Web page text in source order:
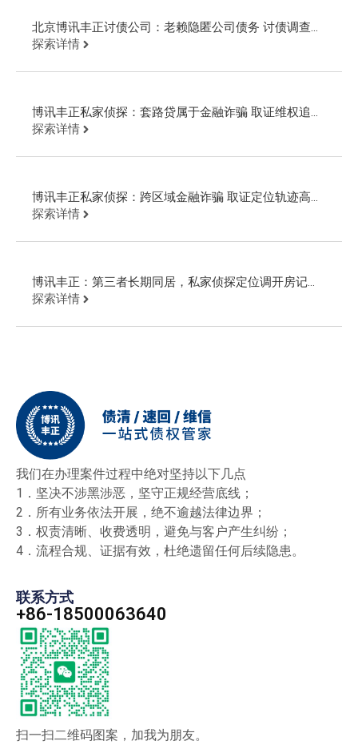
北京博讯丰正讨债公司：老赖隐匿公司债务 讨债调查起
诉回款
探索详情
博讯丰正私家侦探：套路贷属于金融诈骗 取证维权追回
欠款
探索详情
博讯丰正私家侦探：跨区域金融诈骗 取证定位轨迹高效
追回欠款
探索详情
博讯丰正：第三者长期同居，私家侦探定位调开房记录
追回财物
探索详情
我们在办理案件过程中绝对坚持以下几点
1．坚决不涉黑涉恶，坚守正规经营底线；
2．所有业务依法开展，绝不逾越法律边界；
3．权责清晰、收费透明，避免与客户产生纠纷；
4．流程合规、证据有效，杜绝遗留任何后续隐患。
联系方式
+86-18500063640
扫一扫二维码图案，加我为朋友。